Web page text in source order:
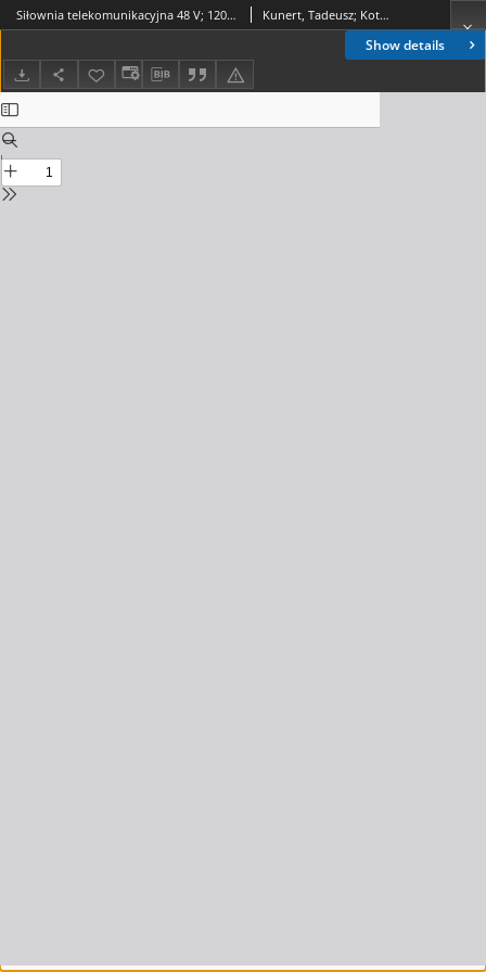
Show details
Siłownia telekomunikacyjna 48 V; 1200 - 4800 A. Referaty Problemowe, 1987, zeszyt 83 Kunert, Tadeusz; Kotz, Franciszek; Kudelski, Stanisław